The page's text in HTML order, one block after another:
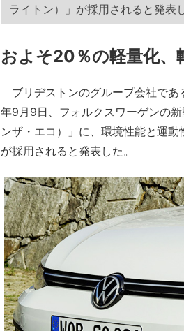
ライトン）」が採用されると発表し
およそ20％の軽量化
ブリヂストンのグループ会社であ
年9月9日、フォルクスワーゲンの
ンザ・エコ）」に、環境性能と運動
が採用されると発表した。